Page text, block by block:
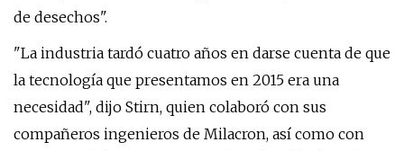
de desechos".
"La industria tardó cuatro años en darse cuenta de que
la tecnología que presentamos en 2015 era una
necesidad", dijo Stirn, quien colaboró ​​con sus
compañeros ingenieros de Milacron, así como con